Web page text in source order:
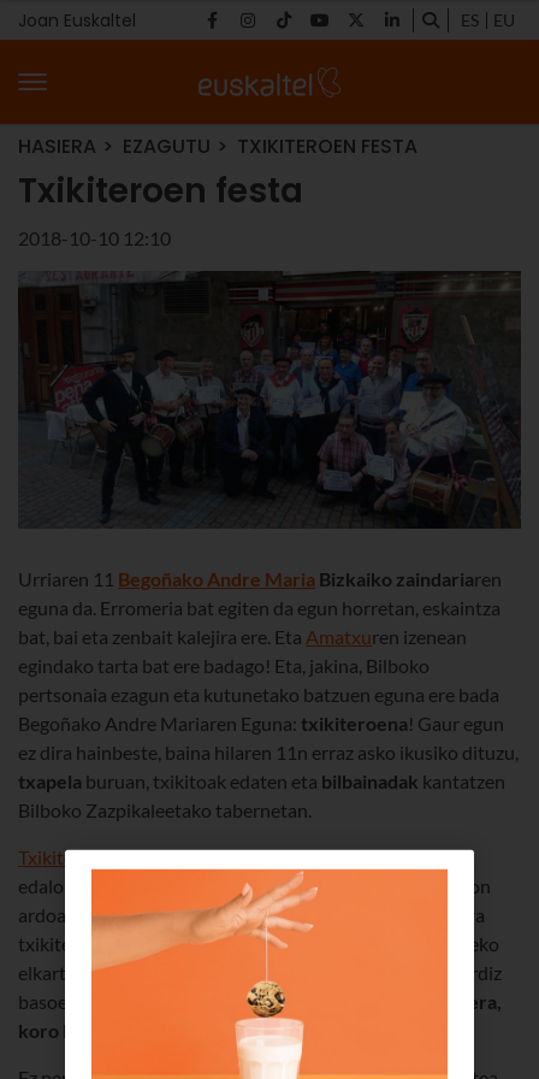
Joan Euskaltel ES EU
HASIERA EZAGUTU TXIKITEROEN FESTA
Txikiteroen festa
2018-10-10 12:10
Urriaren 11 Begoñako Andre Maria Bizkaiko zaindariaren
eguna da. Erromeria bat egiten da egun horretan, eskaintza
bat, bai eta zenbait kalejira ere. Eta Amatxuren izenean
egindako tarta bat ere badago! Eta, jakina, Bilboko
pertsonaia ezagun eta kutunetako batzuen eguna ere bada
Begoñako Andre Mariaren Eguna: txikiteroena! Gaur egun
ez dira hainbeste, baina hilaren 11n erraz asko ikusiko dituzu,
txapela buruan, txikitoak edaten eta bilbainadak kantatzen
Bilboko Zazpikaleetako tabernetan.
Txikiteroakoso ezagunak dira Bilbon. Txikito izeneko
edalontzi txiki batetik datorkie izena, XX. mendeko Bilbon
ardoa zerbitzatzeko erabiltzen zena. Lagun-talde bat dira
txikiteroak, eta, tradizioaren arabera, basoerdi bat edateko
elkartu ohi ziren etxera itzuli aurretik. Eta, jakina, basoerdiz
basoerdi, animatu, eta kantuan hasten ziren,
denak batera,
koro bat balira bezala,
a capella.